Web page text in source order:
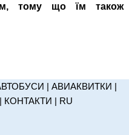
тому що їм також
| АВИАКВИТКИ |
| КОНТАКТИ | RU